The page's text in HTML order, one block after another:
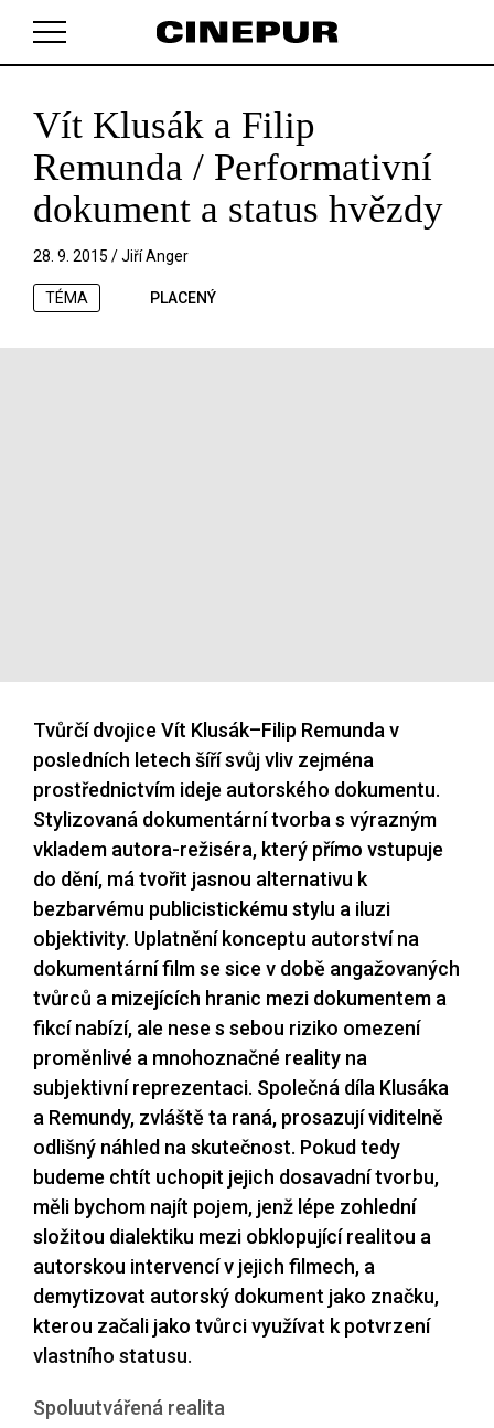
V košíku zatím nemáte žádné položky.
Vít Klusák a Filip
Remunda / Performativní
dokument a status hvězdy
28. 9. 2015 /Jiří Anger
TÉMA PLACENÝ
Tvůrčí dvojice Vít Klusák–Filip Remunda v
posledních letech šíří svůj vliv zejména
prostřednictvím ideje autorského dokumentu.
Stylizovaná dokumentární tvorba s výrazným
vkladem autora-režiséra, který přímo vstupuje
do dění, má tvořit jasnou alternativu k
bezbarvému publicistickému stylu a iluzi
objektivity. Uplatnění konceptu autorství na
dokumentární film se sice v době angažovaných
tvůrců a mizejících hranic mezi dokumentem a
fikcí nabízí, ale nese s sebou riziko omezení
proměnlivé a mnohoznačné reality na
subjektivní reprezentaci. Společná díla Klusáka
a Remundy, zvláště ta raná, prosazují viditelně
odlišný náhled na skutečnost. Pokud tedy
budeme chtít uchopit jejich dosavadní tvorbu,
měli bychom najít pojem, jenž lépe zohlední
složitou dialektiku mezi obklopující realitou a
autorskou intervencí v jejich filmech, a
demytizovat autorský dokument jako značku,
kterou začali jako tvůrci využívat k potvrzení
vlastního statusu.
Spoluutvářená realita